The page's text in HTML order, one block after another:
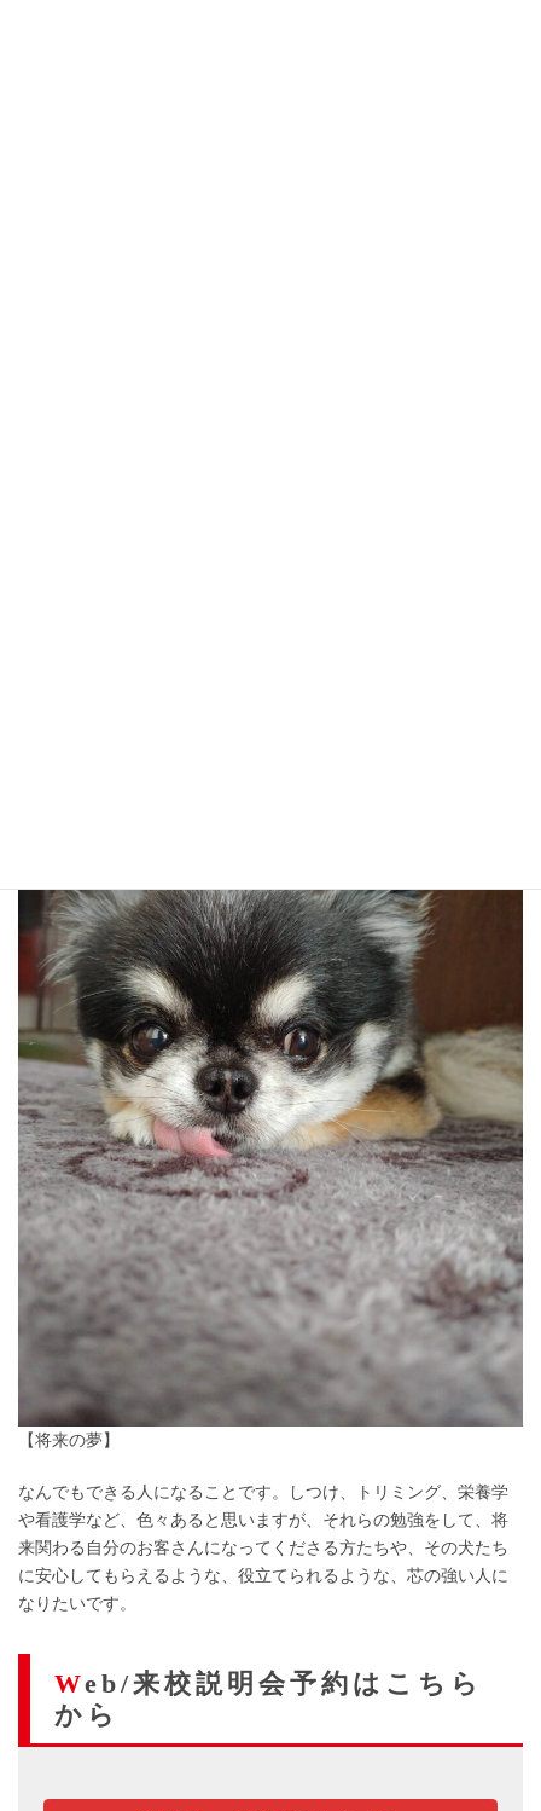
【将来の夢】
なんでもできる人になることです。しつけ、トリミング、栄養学
や看護学など、色々あると思いますが、それらの勉強をして、将
来関わる自分のお客さんになってくださる方たちや、その犬たち
に安心してもらえるような、役立てられるような、芯の強い人に
なりたいです。
Web/来校説明会予約はこちら
から